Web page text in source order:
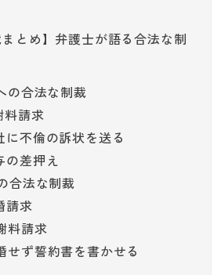
とめ】弁護士が語る合法な制
の合法な制裁
料請求
に不倫の訴状を送る
の差押え
合法な制裁
請求
料請求
せず誓約書を書かせる